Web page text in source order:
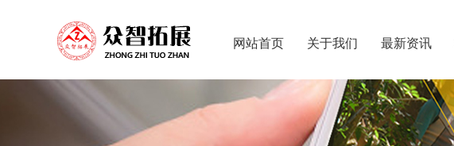
网站首页 关于我们 最新资讯